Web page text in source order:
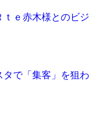
ｅ赤木様とのビジ
タで「集客」を狙わ